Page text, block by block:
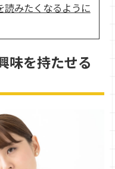
読みたくなるように
味を持たせる